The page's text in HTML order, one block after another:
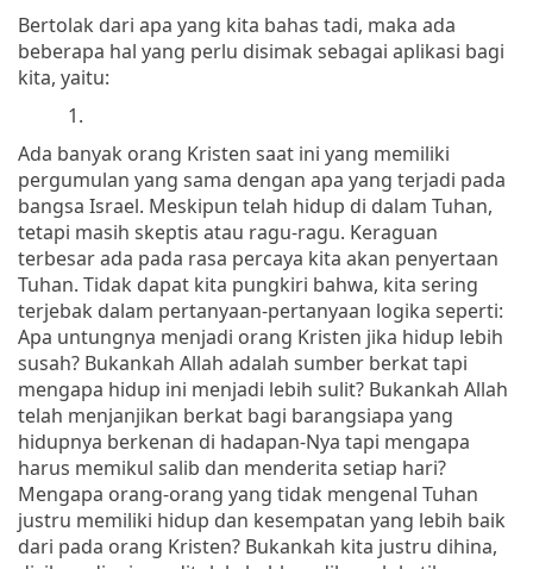
Bertolak dari apa yang kita bahas tadi, maka ada
beberapa hal yang perlu disimak sebagai aplikasi bagi
kita, yaitu:
1.
Ada banyak orang Kristen saat ini yang memiliki
pergumulan yang sama dengan apa yang terjadi pada
bangsa Israel. Meskipun telah hidup di dalam Tuhan,
tetapi masih skeptis atau ragu-ragu. Keraguan
terbesar ada pada rasa percaya kita akan penyertaan
Tuhan. Tidak dapat kita pungkiri bahwa, kita sering
terjebak dalam pertanyaan-pertanyaan logika seperti:
Apa untungnya menjadi orang Kristen jika hidup lebih
susah? Bukankah Allah adalah sumber berkat tapi
mengapa hidup ini menjadi lebih sulit? Bukankah Allah
telah menjanjikan berkat bagi barangsiapa yang
hidupnya berkenan di hadapan-Nya tapi mengapa
harus memikul salib dan menderita setiap hari?
Mengapa orang-orang yang tidak mengenal Tuhan
justru memiliki hidup dan kesempatan yang lebih baik
dari pada orang Kristen? Bukankah kita justru dihina,